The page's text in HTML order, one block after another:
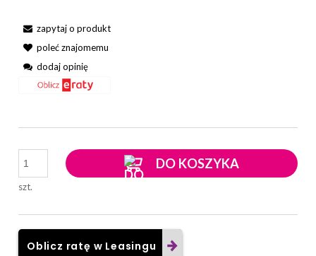
zapytaj o produkt
poleć znajomemu
dodaj opinię
szt.
DO KOSZYKA
Oblicz ratę w Leasingu